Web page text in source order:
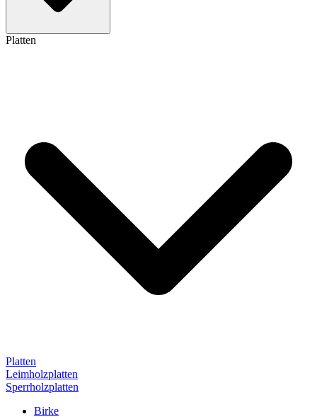
Platten
Platten
Leimholzplatten
Sperrholzplatten
Birke